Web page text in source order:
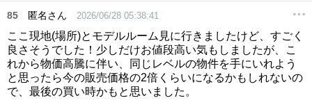
85 匿名さん 2026/06/28 05:38:41
ここ現地(場所)とモデルルーム見に行きましたけど、すごく
良さそうでした！少しだけお値段高い気もしましたが、こ
れから物価高騰に伴い、同じレベルの物件を手にいれよう
と思ったら今の販売価格の2倍くらいになるかもしれないの
で、最後の買い時かもと思いました。